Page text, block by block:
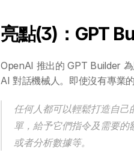
亮點(3)：GPT
OpenAI 推出的 GPT Builder
AI 對話機械人。即使沒有專業
任何人都可以輕鬆打造自
單，給予它們指令及需要
或者分析數據等。